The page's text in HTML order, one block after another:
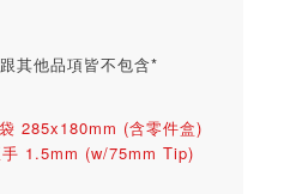
其他品項皆不包含*
285x180mm (含零件盒)
1.5mm (w/75mm Tip)